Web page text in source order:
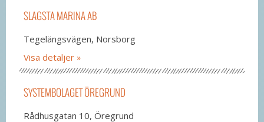
SLAGSTA MARINA AB
Tegelängsvägen, Norsborg
Visa detaljer
SYSTEMBOLAGET ÖREGRUND
Rådhusgatan 10, Öregrund